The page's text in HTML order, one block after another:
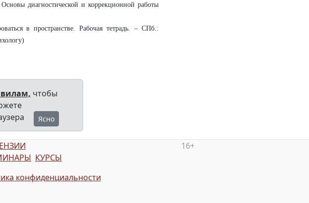
диагностической и коррекционной работы
в пространстве. Рабочая тетрадь. – СПб.:
чтобы
Ясно
КУРСЫ
конфиденциальности
16+